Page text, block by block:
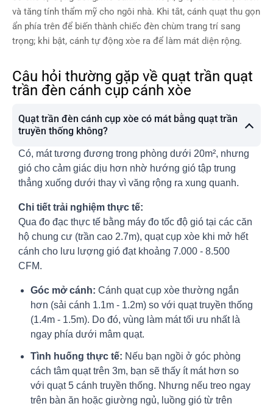
sáng có thể đổi 3 màu: ánh
sáng trắng, ánh sáng vàng
và trung tính. Quạt trần
hành tới 15 năm.
và tăng tính thẩm mỹ cho ngôi nhà. Khi tắt, cánh quạt thu gọn
ẩn phía trên để biến thành chiếc đèn chùm trang trí sang
trọng; khi bật, cánh tự động xòe ra để làm mát diện rộng.
Câu hỏi thường gặp về quạt trần quạt
trần đèn cánh cụp cánh xòe
Quạt trần đèn cánh cụp xòe có mát bằng quạt trần
truyền thống không?
Có, mát tương đương trong phòng dưới 20m², nhưng
gió cho cảm giác dịu hơn nhờ hướng gió tập trung
thẳng xuống dưới thay vì văng rộng ra xung quanh.
Chi tiết trải nghiệm thực tế:
Qua đo đạc thực tế bằng máy đo tốc độ gió tại các căn
hộ chung cư (trần cao 2.7m), quạt cụp xòe khi mở hết
cánh cho lưu lượng gió đạt khoảng 7.000 - 8.500
CFM.
Góc mở cánh: Cánh quạt cụp xòe thường ngắn
hơn (sải cánh 1.1m - 1.2m) so với quạt truyền thống
(1.4m - 1.5m). Do đó, vùng làm mát tối ưu nhất là
ngay phía dưới mâm quạt.
Tình huống thực tế: Nếu bạn ngồi ở góc phòng
cách tâm quạt trên 3m, bạn sẽ thấy ít mát hơn so
với quạt 5 cánh truyền thống. Nhưng nếu treo ngay
trên bàn ăn hoặc giường ngủ, luồng gió từ trên